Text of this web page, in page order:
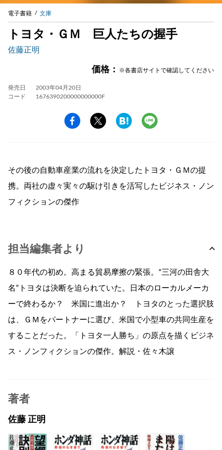
電子書籍 文庫
トヨタ・ＧＭ 巨人たちの握手
佐藤正明
価格： ※各書店サイトで確認してください
発売日
2003年04月20日
コード
1676390200000000000F
その後の自動車産業の流れを決定したトヨタ・ＧＭの提
携。両社の虚々実々の駆け引きを活写したビジネス・ノン
フィクションの傑作
担当編集者より
８０年代の初め。高まる貿易摩擦の緊張。“三河の田舎大
名”トヨタは決断を迫られていた。日本のローカルメーカ
ーで終わるか？ 米国に進出か？ トヨタのとった選択肢
は、ＧＭをパートナーに選び、米国で小型車の共同生産を
することだった。「トヨタ一人勝ち」の原点を描くビジネ
ス・ノンフィクションの傑作。解説・佐々木譲
著者
佐藤 正明